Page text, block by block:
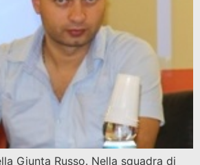
Giunta Russo. Nella squadra di